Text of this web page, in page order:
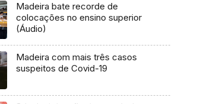
Madeira bate recorde de
colocações no ensino superior
(Áudio)
Madeira com mais três casos
suspeitos de Covid-19